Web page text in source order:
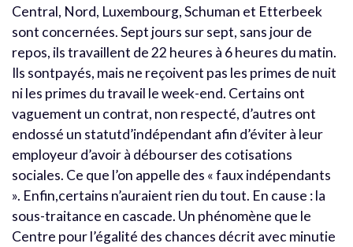
Central, Nord, Luxembourg, Schuman et Etterbeek
sont concernées. Sept jours sur sept, sans jour de
repos, ils travaillent de 22 heures à 6 heures du matin.
Ils sontpayés, mais ne reçoivent pas les primes de nuit
ni les primes du travail le week-end. Certains ont
vaguement un contrat, non respecté, d’autres ont
endossé un statutd’indépendant afin d’éviter à leur
employeur d’avoir à débourser des cotisations
sociales. Ce que l’on appelle des « faux indépendants
». Enfin,certains n’auraient rien du tout. En cause : la
sous-traitance en cascade. Un phénomène que le
Centre pour l’égalité des chances décrit avec minutie